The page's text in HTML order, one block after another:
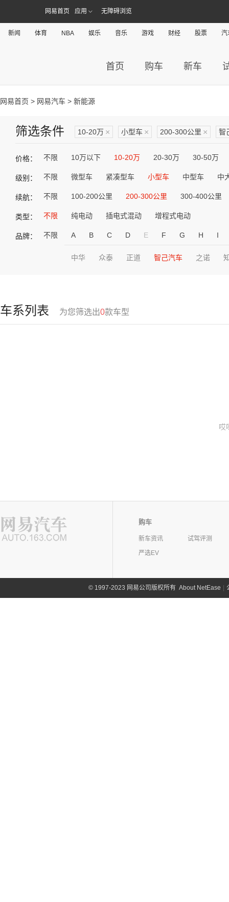
网易首页 应用 无障碍浏览
新闻 体育 NBA 娱乐 音乐 游戏 财经 股票 汽
首页 购车 新车
网易首页 > 网易汽车 > 新能源
筛选条件 10-20万 × 小型车 × 200-300公里 × 智
价格： 不限 10万以下 10-20万 20-30万 30-50万
级别： 不限 微型车 紧凑型车 小型车 中型车 中
续航： 不限 100-200公里 200-300公里 300-400公里
类型： 不限 纯电动 插电式混动 增程式电动
品牌： 不限 A B C D E F G H I
中华 众泰 正道 智己汽车 之诺
车系列表 为您筛选出0款车型
哎
购车
新车资讯
试驾评测
严选EV
©1997-2023 网易公司版权所有 About NetEase